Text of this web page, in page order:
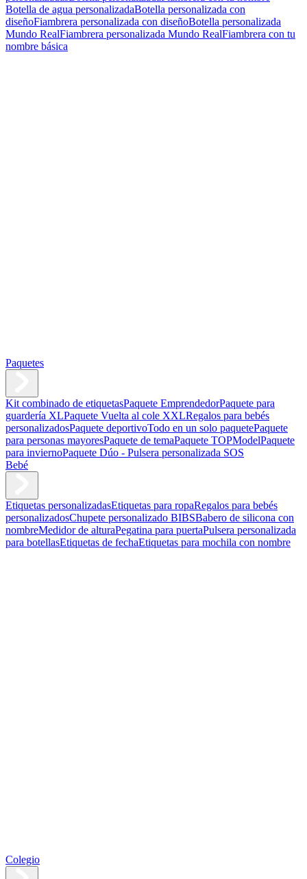
Botella de agua personalizadaBotella personalizada con
diseñoFiambrera personalizada con diseñoBotella personalizada
Mundo RealFiambrera personalizada Mundo RealFiambrera con tu
nombre básica
Paquetes
Kit combinado de etiquetasPaquete EmprendedorPaquete para
guardería XLPaquete Vuelta al cole XXLRegalos para bebés
personalizadosPaquete deportivoTodo en un solo paquetePaquete
para personas mayoresPaquete de temaPaquete TOPModelPaquete
para inviernoPaquete Dúo - Pulsera personalizada SOS
Bebé
Etiquetas personalizadasEtiquetas para ropaRegalos para bebés
personalizadosChupete personalizado BIBSBabero de silicona con
nombreMedidor de alturaPegatina para puertaPulsera personalizada
para botellasEtiquetas de fechaEtiquetas para mochila con nombre
Colegio